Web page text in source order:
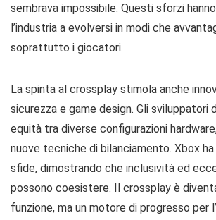
sembrava impossibile. Questi sforzi
l’industria a evolversi in modi che
soprattutto i giocatori.
La spinta al crossplay stimola anche
sicurezza e game design. Gli sviluppatori
equità tra diverse configurazioni
nuove tecniche di bilanciamento. Xbox
sfide, dimostrando che inclusività ed
possono coesistere. Il crossplay è
funzione, ma un motore di progresso per